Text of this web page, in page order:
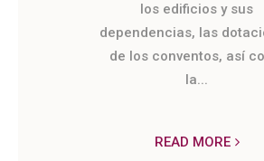
los edificios y sus
dependencias, las
de los conventos, así
la...
READ MORE